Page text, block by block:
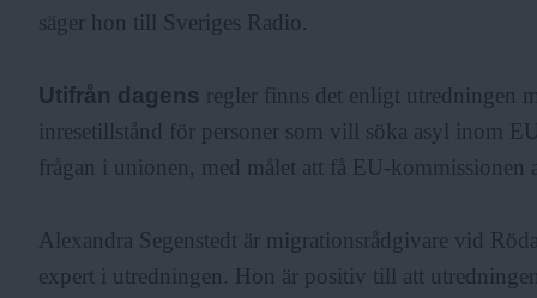
säger hon till Sveriges Radio.
Utifrån dagens regler finns det enligt utredningen
inresetillstånd för personer som vill söka asyl inom
frågan i unionen, med målet att få EU-kommissionen
Alexandra Segenstedt är migrationsrådgivare vid
expert i utredningen. Hon är positiv till att